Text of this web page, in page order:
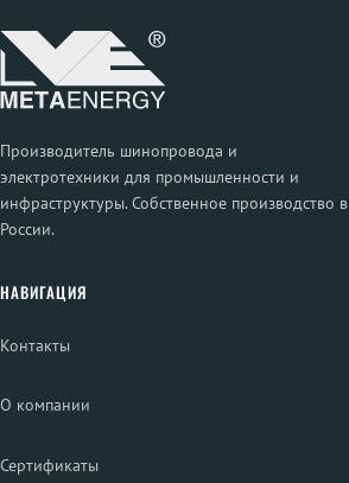
Производитель шинопровода и
электротехники для промышленности и
инфраструктуры. Собственное производство в
России.
НАВИГАЦИЯ
Контакты
О компании
Сертификаты